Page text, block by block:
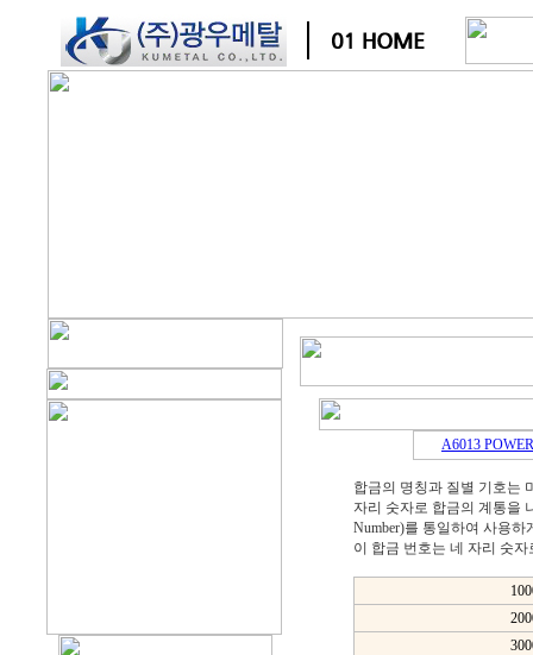
A6013
합금의 명칭과 질별 기호는
자리 숫자로 합금의 계통을
Number)를 통일하여 사용하
이 합금 번호는 네 자리 숫